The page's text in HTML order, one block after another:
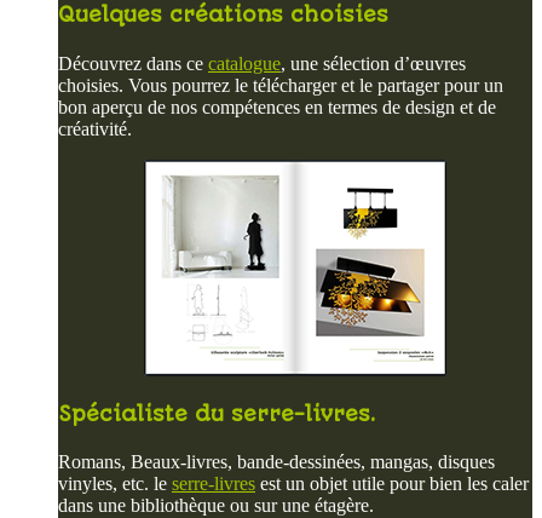
Quelques créations choisies
Découvrez dans ce catalogue, une sélection d’œuvres
choisies. Vous pourrez le télécharger et le partager pour un
bon aperçu de nos compétences en termes de design et de
créativité.
Spécialiste du serre-livres.
Romans, Beaux-livres, bande-dessinées, mangas, disques
vinyles, etc. le serre-livres est un objet utile pour bien les caler
dans une bibliothèque ou sur une étagère.